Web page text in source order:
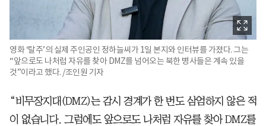
영화 ‘탈주’의 실제 주인공인 정하늘씨가 1일 본지와 인터뷰를 가졌다. 그는
“앞으로도 나처럼 자유를 찾아 DMZ를 넘어오는 북한 병사들은 계속 있을
것”이라고 했다. /조인원 기자
“비무장지대(DMZ)는 감시 경계가 한 번도 삼엄하지 않은 적
이 없습니다. 그럼에도 앞으로도 나처럼 자유를 찾아 DMZ를